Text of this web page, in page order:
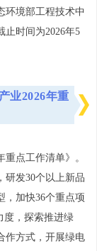
环境部工程技术中
止时间为2026年5
业2026年重
点工作清单》。
研发30个以上新品
，加快36个重点项
度，探索推进绿
作方式，开展绿电